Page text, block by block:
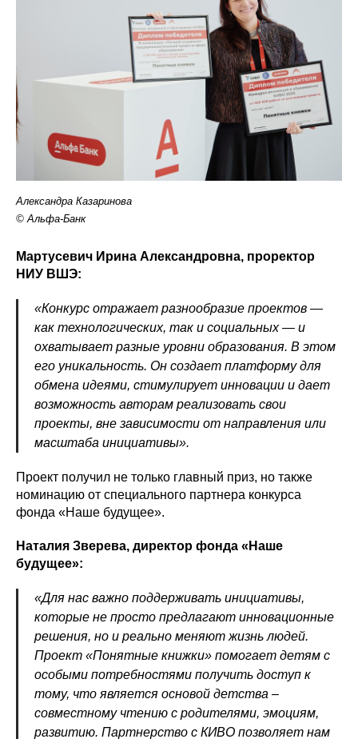
Александра Казаринова
© Альфа-Банк
Мартусевич Ирина Александровна, проректор
НИУ ВШЭ:
«Конкурс отражает разнообразие проектов —
как технологических, так и социальных — и
охватывает разные уровни образования. В этом
его уникальность. Он создает платформу для
обмена идеями, стимулирует инновации и дает
возможность авторам реализовать свои
проекты, вне зависимости от направления или
масштаба инициативы».
Проект получил не только главный приз, но также
номинацию от специального партнера конкурса
фонда «Наше будущее».
Наталия Зверева, директор фонда «Наше
будущее»:
«Для нас важно поддерживать инициативы,
которые не просто предлагают инновационные
решения, но и реально меняют жизнь людей.
Проект «Понятные книжки» помогает детям с
особыми потребностями получить доступ к
тому, что является основой детства –
совместному чтению с родителями, эмоциям,
развитию. Партнерство с КИВО позволяет нам